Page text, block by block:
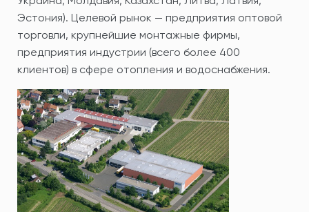
Эстония). Целевой рынок — предприятия оптовой
торговли, крупнейшие монтажные фирмы,
предприятия индустрии (всего более 400
клиентов) в сфере отопления и водоснабжения.